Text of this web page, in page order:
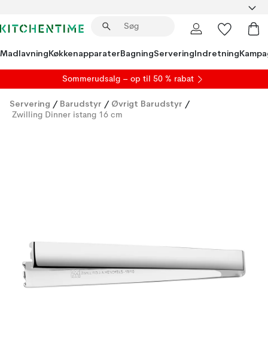
MadlavningKøkkenapparaterBagningServeringIndretning
Sommerudsalg – op til 50 % rabat
Servering / Barudstyr / Øvrigt Barudstyr /
Zwilling Dinner istang 16 cm